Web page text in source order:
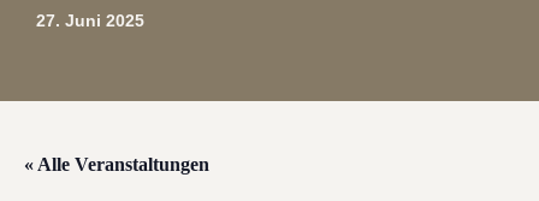
27. Juni 2025
« Alle Veranstaltungen